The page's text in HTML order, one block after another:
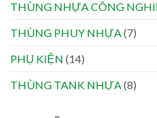
THÙNG NHỰA CÔNG
THÙNG PHUY NHỰA(7)
PHỤ KIỆN (14)
THÙNG TANK NHỰA(8)